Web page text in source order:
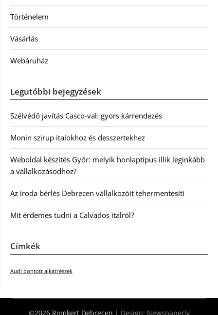
Történelem
Vásárlás
Webáruház
Legutóbbi bejegyzések
Szélvédő javítás Casco-val: gyors kárrendezés
Monin szirup italokhoz és desszertekhez
Weboldal készítés Győr: melyik honlaptípus illik leginkább
a vállalkozásodhoz?
Az iroda bérlés Debrecen vállalkozóit tehermentesíti
Mit érdemes tudni a Calvados italról?
Címkék
Audi bontott alkatrészek
©2026 Romkert Debrecen | Design: Newspaperly